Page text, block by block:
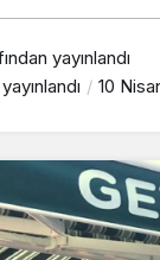
yayınlandı
yayınlandı 10